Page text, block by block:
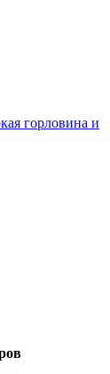
горловина и